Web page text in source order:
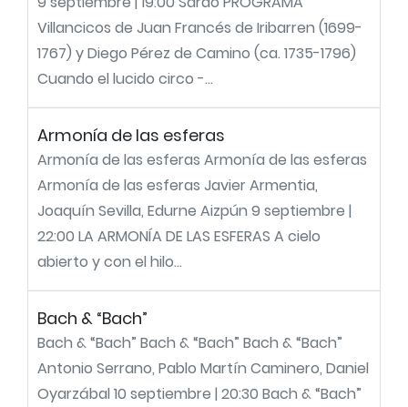
Villancicos de Juan Francés de Iribarren (1699-
1767) y Diego Pérez de Camino (ca. 1735-1796)
Cuando el lucido circo -...
Armonía de las esferas
Armonía de las esferas Armonía de las esferas
Armonía de las esferas Javier Armentia,
Joaquín Sevilla, Edurne Aizpún 9 septiembre |
22:00 LA ARMONÍA DE LAS ESFERAS A cielo
abierto y con el hilo...
Bach & “Bach”
Bach & “Bach” Bach & “Bach” Bach & “Bach”
Antonio Serrano, Pablo Martín Caminero, Daniel
Oyarzábal 10 septiembre | 20:30 Bach & “Bach”